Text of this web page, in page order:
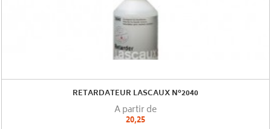
RETARDATEUR LASCAUX N°2040
A partir de
20,25